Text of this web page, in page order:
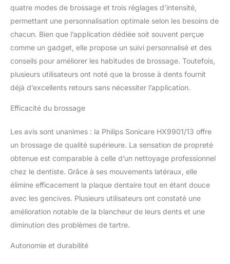
est nécessaire de les
quatre modes de brossage et trois réglages d’intensité,
permettant une personnalisation optimale selon les besoins de
chacun. Bien que l’application dédiée soit souvent perçue
comme un gadget, elle propose un suivi personnalisé et des
conseils pour améliorer les habitudes de brossage. Toutefois,
plusieurs utilisateurs ont noté que la brosse à dents fournit
déjà d’excellents retours sans nécessiter l’application.
Efficacité du brossage
Les avis sont unanimes : la Philips Sonicare HX9901/13 offre
un brossage de qualité supérieure. La sensation de propreté
obtenue est comparable à celle d’un nettoyage professionnel
chez le dentiste. Grâce à ses mouvements latéraux, elle
élimine efficacement la plaque dentaire tout en étant douce
avec les gencives. Plusieurs utilisateurs ont constaté une
amélioration notable de la blancheur de leurs dents et une
diminution des problèmes de tartre.
Autonomie et durabilité